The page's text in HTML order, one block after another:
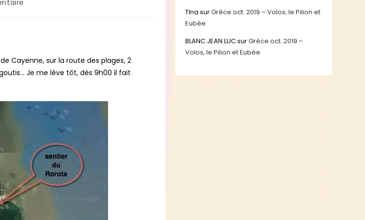
Cayenne, sur la route des plages, 2
Je me lève tôt, dès 9h00 il fait
TIna surGrèce oct. 2019 – Volos, le Pilion et
Eubée
BLANC JEAN LUCsurGrèce oct. 2019 –
Volos, le Pilion et Eubée